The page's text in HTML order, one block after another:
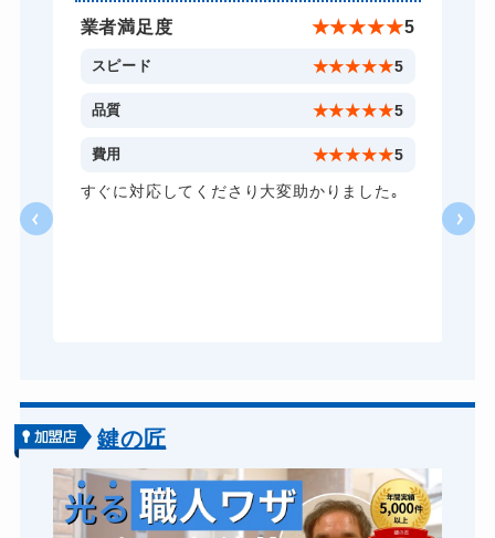
スーツケースカギ作成 8,800円～(税込)
金庫カギ開け 14,300円～(税込)
金庫カギ修理 11,000円～(税込)
8,800円～(税込)
10,780円～(税込)
業者満足度 ★★★★★5
スピード ★★★★★5
品質 ★★★★★5
費用 ★★★★★5
すぐに対応してくださり大変助かりました｡
鍵の匠